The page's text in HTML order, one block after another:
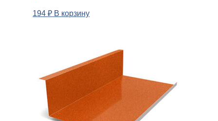
194₽ В корзину